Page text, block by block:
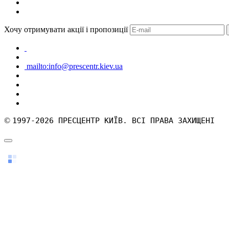
Хочу отримувати акції і пропозиції
mailto:info@prescentr.kiev.ua
© 1997-2026 ПРЕСЦЕНТР КИЇВ. ВСІ ПРАВА ЗАХИЩЕНІ